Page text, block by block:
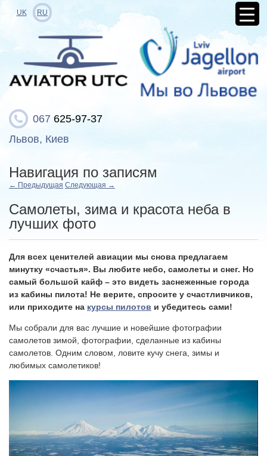
UK RU
067 625-97-37
Львов, Киев
Навигация по записям
← Предыдущая Следующая →
Самолеты, зима и красота неба в
лучших фото
Для всех ценителей авиации мы снова предлагаем
минутку «счастья». Вы любите небо, самолеты и снег. Но
самый большой кайф – это видеть заснеженные города
из кабины пилота! Не верите, спросите у счастливчиков,
или приходите на курсы пилотов и убедитесь сами!
Мы собрали для вас лучшие и новейшие фотографии
самолетов зимой, фотографии, сделанные из кабины
самолетов. Одним словом, ловите кучу снега, зимы и
любимых самолетиков!